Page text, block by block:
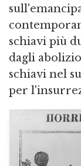
schiavi più
dagli
schiavi nel
per